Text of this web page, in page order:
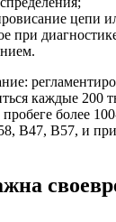
цепи
при
каждые 200
пробеге более
B47, B57, и